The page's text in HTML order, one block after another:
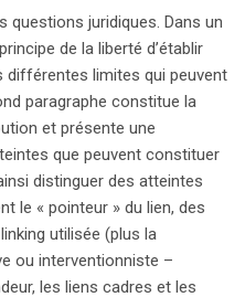
qui méritent
chapitre s’attaque aux
en soulignant le
liens tout en exposant
Une classification des
des hyperliens est
en lumière les risques
de linking. Enfin, la
fournisseurs de
surtout lorsque des liens
L’article souligne les
questions juridiques. Dans un
de la liberté d’établir
différentes limites qui peuvent
paragraphe constitue la
et présente une
que peuvent constituer
distinguer des atteintes
le « pointeur » du lien, des
utilisée (plus la
ou interventionniste –
les liens cadres et les